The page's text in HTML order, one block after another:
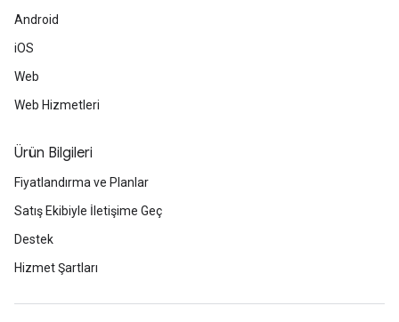
Android
iOS
Web
Web Hizmetleri
Ürün Bilgileri
Fiyatlandırma ve Planlar
Satış Ekibiyle İletişime Geç
Destek
Hizmet Şartları